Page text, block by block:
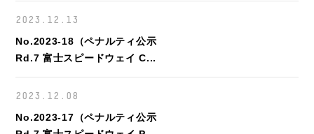
2023.12.13
No.2023-18（ペナルティ公示
Rd.7 富士スピードウェイ C...
2023.12.08
No.2023-17（ペナルティ公示